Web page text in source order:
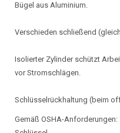
Bügel aus Aluminium.
Verschieden schließend
Isolierter Zylinder schützt
vor Stromschlägen.
Schlüsselrückhaltung (beim
Gemäß OSHA-